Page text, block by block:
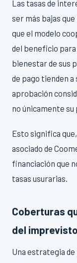
Las tasas de
ser más bajas
que el modelo
del beneficio
bienestar de sus
de pago tienden
aprobación
no únicamente
Esto significa
asociado de
financiación que
tasas usurarias.
Coberturas
del imprevisto
Una estrategia